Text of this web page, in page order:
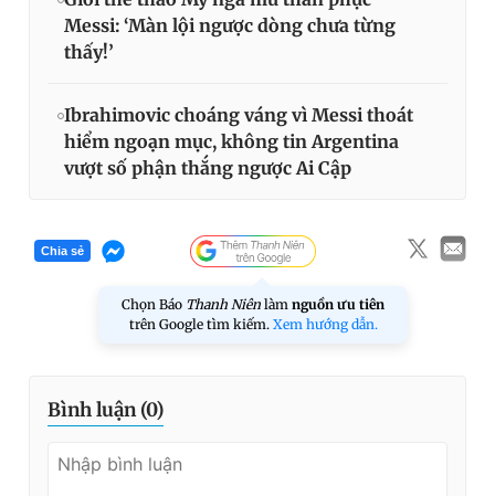
Messi: ‘Màn lội ngược dòng chưa từng
thấy!’
Ibrahimovic choáng váng vì Messi thoát
hiểm ngoạn mục, không tin Argentina
vượt số phận thắng ngược Ai Cập
Chia sẻ
Chọn Báo Thanh Niên làm nguồn ưu tiên
trên Google tìm kiếm. Xem hướng dẫn.
Bình luận (0)